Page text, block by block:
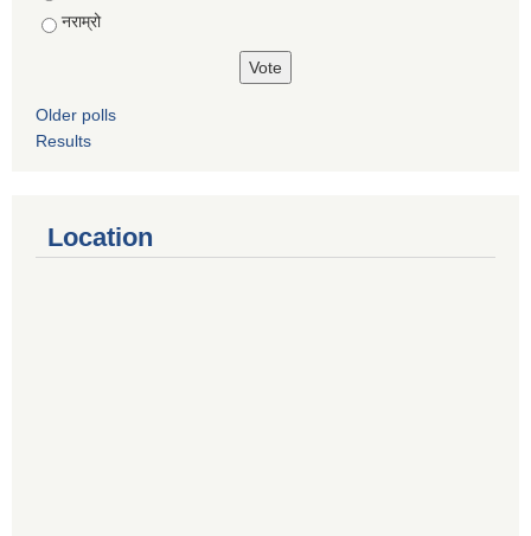
नराम्रो
Older polls
Results
Location